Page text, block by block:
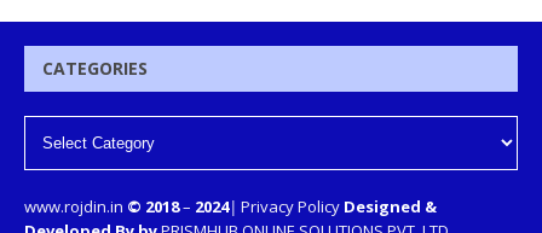
CATEGORIES
www.rojdin.in © 2018– 2024| Privacy Policy Designed &